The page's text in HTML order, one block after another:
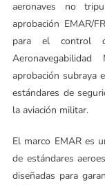
aeronaves no
aprobación EMAR/
para el control
aprobación subraya
estándares de
la aviación militar.
El marco EMAR es
de estándares
diseñadas para